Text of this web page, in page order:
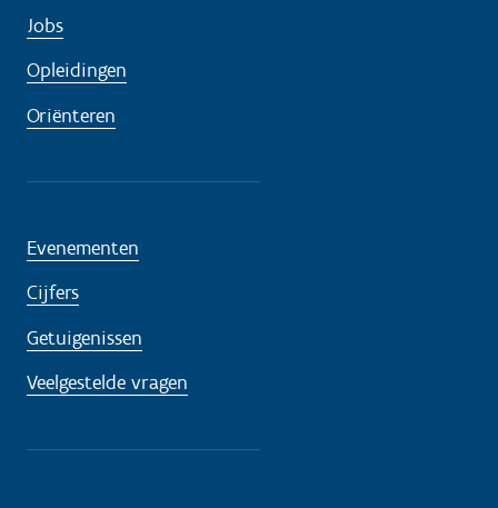
Jobs
Opleidingen
Oriënteren
Evenementen
Cijfers
Getuigenissen
Veelgestelde vragen